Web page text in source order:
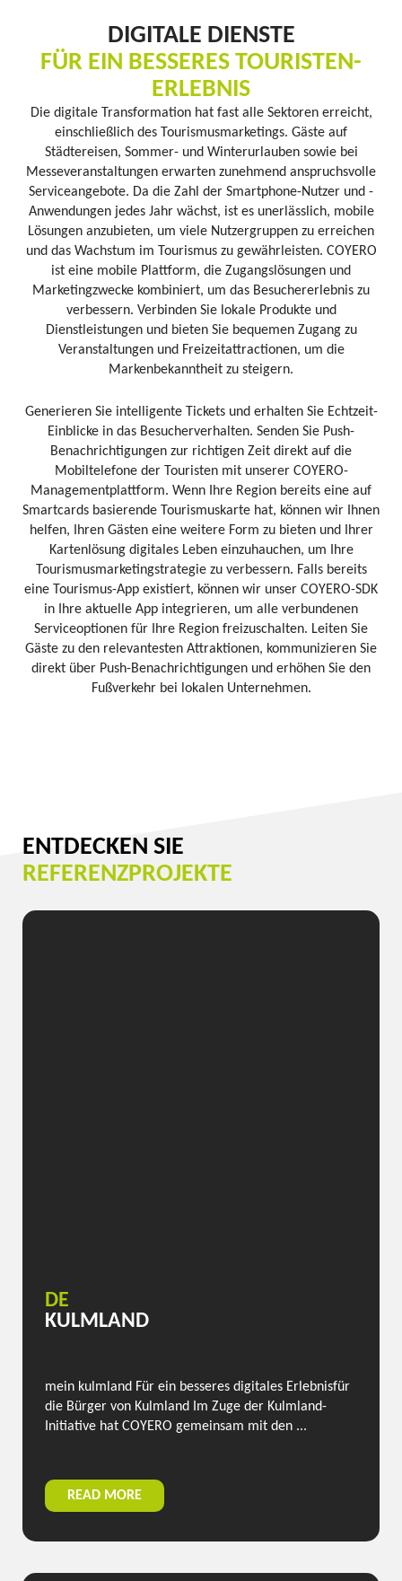
DIGITALE DIENSTE
FÜR EIN BESSERES TOURISTEN-
ERLEBNIS
Die digitale Transformation hat fast alle Sektoren erreicht,
einschließlich des Tourismusmarketings. Gäste auf
Städtereisen, Sommer- und Winterurlauben sowie bei
Messeveranstaltungen erwarten zunehmend anspruchsvolle
Serviceangebote. Da die Zahl der Smartphone-Nutzer und -
Anwendungen jedes Jahr wächst, ist es unerlässlich, mobile
Lösungen anzubieten, um viele Nutzergruppen zu erreichen
und das Wachstum im Tourismus zu gewährleisten. COYERO
ist eine mobile Plattform, die Zugangslösungen und
Marketingzwecke kombiniert, um das Besuchererlebnis zu
verbessern. Verbinden Sie lokale Produkte und
Dienstleistungen und bieten Sie bequemen Zugang zu
Veranstaltungen und Freizeitattractionen, um die
Markenbekanntheit zu steigern.
Generieren Sie intelligente Tickets und erhalten Sie Echtzeit-
Einblicke in das Besucherverhalten. Senden Sie Push-
Benachrichtigungen zur richtigen Zeit direkt auf die
Mobiltelefone der Touristen mit unserer COYERO-
Managementplattform. Wenn Ihre Region bereits eine auf
Smartcards basierende Tourismuskarte hat, können wir Ihnen
helfen, Ihren Gästen eine weitere Form zu bieten und Ihrer
Kartenlösung digitales Leben einzuhauchen, um Ihre
Tourismusmarketingstrategie zu verbessern. Falls bereits
eine Tourismus-App existiert, können wir unser COYERO-SDK
in Ihre aktuelle App integrieren, um alle verbundenen
Serviceoptionen für Ihre Region freizuschalten. Leiten Sie
Gäste zu den relevantesten Attraktionen, kommunizieren Sie
direkt über Push-Benachrichtigungen und erhöhen Sie den
Fußverkehr bei lokalen Unternehmen.
ENTDECKEN SIE
REFERENZPROJEKTE
DE
KULMLAND
mein kulmland Für ein besseres digitales Erlebnisfür
die Bürger von Kulmland Im Zuge der Kulmland-
Initiative hat COYERO gemeinsam mit den ...
READ MORE